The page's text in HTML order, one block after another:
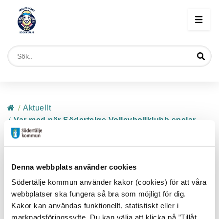
Denna webbplats använder cookies
Södertälje kommun använder kakor (cookies) för att våra
webbplatser ska fungera så bra som möjligt för dig.
Kakor kan användas funktionellt, statistiskt eller i
marknadsföringssyfte. Du kan välja att klicka på ”Tillåt
Start
/ Aktuellt
/ Var med när Södertelge Volleybollklubb spelar
kvartsfinal i elitserien!
Volleybolls herrlag i kvartsfinal i elitserien! För
att fira detta erbjuder Idrottsåret tillsammans
med Södertelge Volleybollsklubb ett antal
fribiljetter till matchen. Var med och heja på